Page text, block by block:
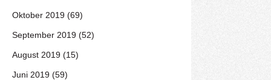
Oktober 2019 (69)
September 2019 (52)
August 2019 (15)
Juni 2019 (59)